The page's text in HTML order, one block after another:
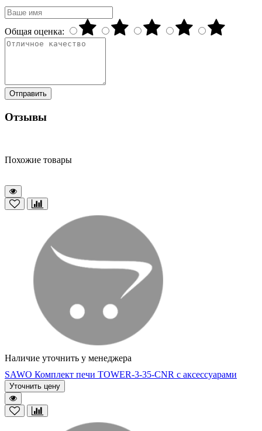
Общая оценка:
Отправить
Отзывы
Похожие товары
Наличие уточнить у менеджера
SAWO Комплект печи TOWER-3-35-CNR с аксессуарами
Уточнить цену